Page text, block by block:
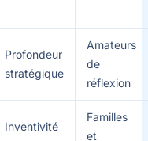
Profondeur
stratégique
Amateurs
de
réflexion
Inventivité
Familles
et